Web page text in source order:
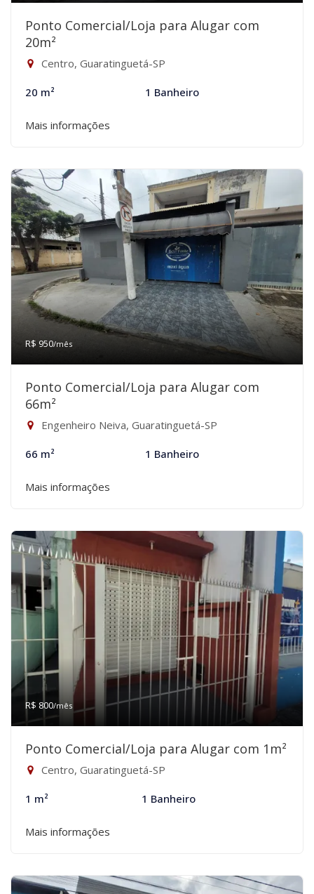
Ponto Comercial/Loja para Alugar com
20m²
Centro, Guaratinguetá-SP
20 m² 1 Banheiro
Mais informações
R$ 950/mês
Ponto Comercial/Loja para Alugar com
66m²
Engenheiro Neiva, Guaratinguetá-SP
66 m² 1 Banheiro
Mais informações
R$ 800/mês
Ponto Comercial/Loja para Alugar com 1m²
Centro, Guaratinguetá-SP
1 m² 1 Banheiro
Mais informações